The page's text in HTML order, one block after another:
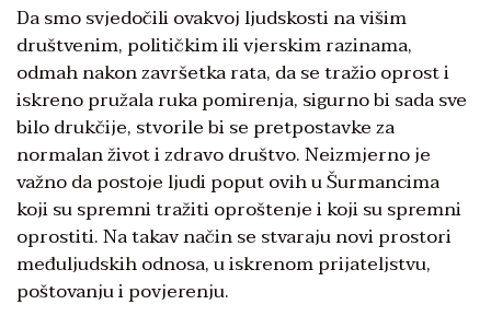
Da smo svjedočili ovakvoj ljudskosti na višim
društvenim, političkim ili vjerskim razinama,
odmah nakon završetka rata, da se tražio oprost i
iskreno pružala ruka pomirenja, sigurno bi sada sve
bilo drukčije, stvorile bi se pretpostavke za
normalan život i zdravo društvo. Neizmjerno je
važno da postoje ljudi poput ovih u Šurmancima
koji su spremni tražiti oproštenje i koji su spremni
oprostiti. Na takav način se stvaraju novi prostori
međuljudskih odnosa, u iskrenom prijateljstvu,
poštovanju i povjerenju.